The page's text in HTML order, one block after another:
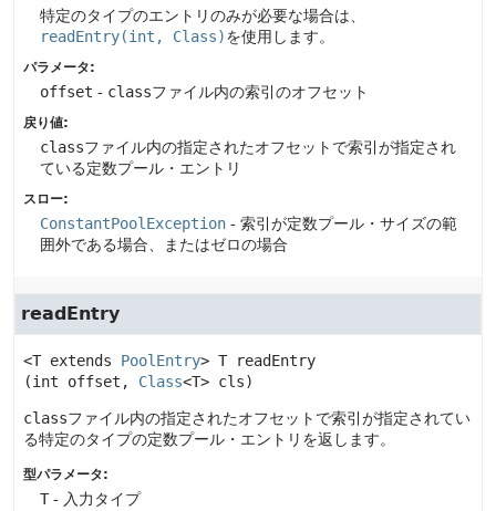
特定のタイプのエントリのみが必要な場合は、
readEntry(int, Class)を使用します。
パラメータ:
offset - classファイル内の索引のオフセット
戻り値:
classファイル内の指定されたオフセットで索引が指定され
ている定数プール・エントリ
スロー:
ConstantPoolException - 索引が定数プール・サイズの範
囲外である場合、またはゼロの場合
readEntry
<T extends PoolEntry> T
readEntry
(int offset, Class<T> cls)
classファイル内の指定されたオフセットで索引が指定されてい
る特定のタイプの定数プール・エントリを返します。
型パラメータ:
T- 入力タイプ